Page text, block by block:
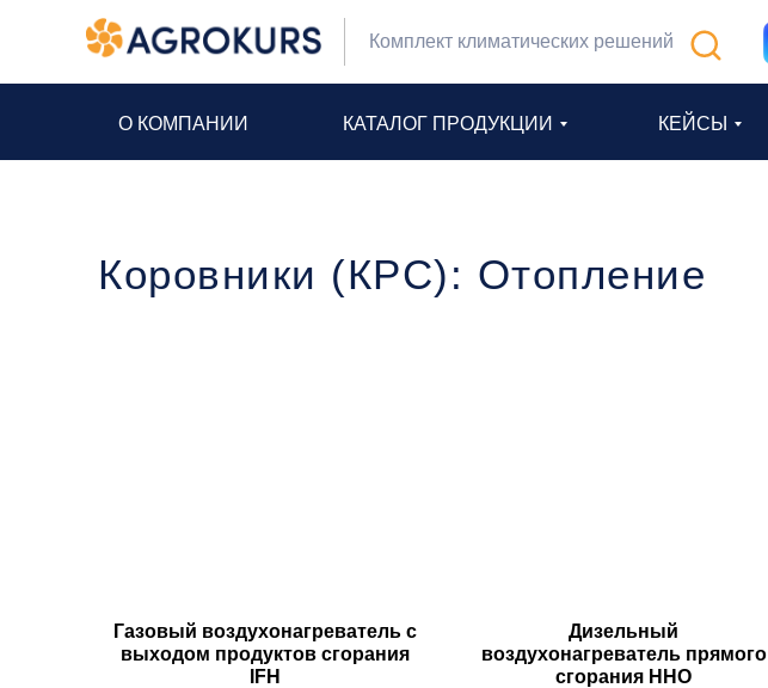
Комплект климатических решений
О КОМПАНИИ КЕЙСЫ
КАТАЛОГ ПРОДУКЦИИ
Коровники (КРС): Отопление
Газовый воздухонагреватель с
выходом продуктов сгорания
IFH
Дизельный
воздухонагреватель прямого
сгорания HHO